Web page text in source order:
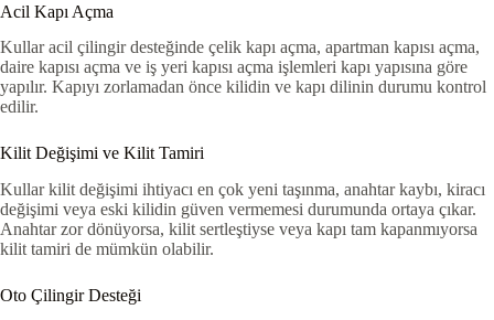
Acil Kapı Açma
Kullar acil çilingir desteğinde çelik kapı açma, apartman kapısı açma,
daire kapısı açma ve iş yeri kapısı açma işlemleri kapı yapısına göre
yapılır. Kapıyı zorlamadan önce kilidin ve kapı dilinin durumu kontrol
edilir.
Kilit Değişimi ve Kilit Tamiri
Kullar kilit değişimi ihtiyacı en çok yeni taşınma, anahtar kaybı, kiracı
değişimi veya eski kilidin güven vermemesi durumunda ortaya çıkar.
Anahtar zor dönüyorsa, kilit sertleştiyse veya kapı tam kapanmıyorsa
kilit tamiri de mümkün olabilir.
Oto Çilingir Desteği